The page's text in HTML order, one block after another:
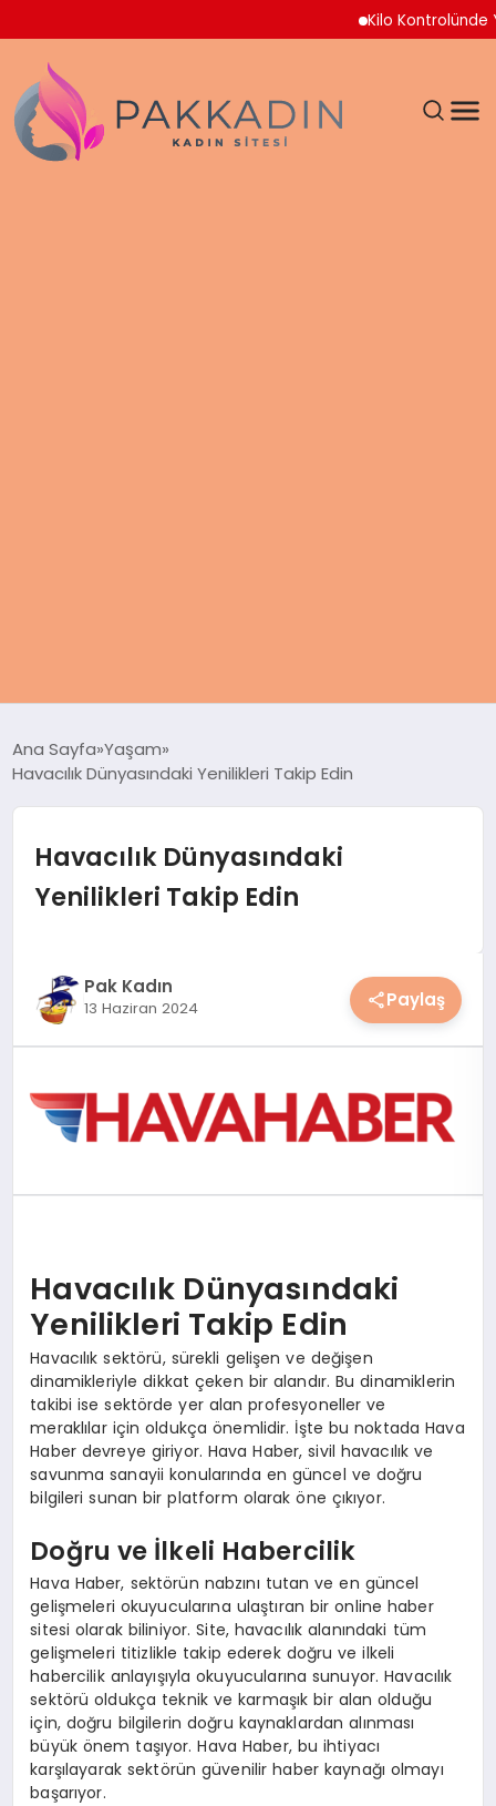
Kilo Kontrolünde Yeni
SAĞLIK
MAGAZIN
YAŞAM
KIMDIR?
HESAPLAMALAR
Ana Sayfa Yaşam
Havacılık Dünyasındaki Yenilikleri Takip Edin
Havacılık Dünyasındaki
Yenilikleri Takip Edin
Pak Kadın
13 Haziran 2024 Paylaş
Havacılık Dünyasındaki
Yenilikleri Takip Edin
Havacılık sektörü, sürekli gelişen ve değişen
dinamikleriyle dikkat çeken bir alandır. Bu dinamiklerin
takibi ise sektörde yer alan profesyoneller ve
meraklılar için oldukça önemlidir. İşte bu noktada Hava
Haber devreye giriyor. Hava Haber, sivil havacılık ve
savunma sanayii konularında en güncel ve doğru
bilgileri sunan bir platform olarak öne çıkıyor.
Doğru ve İlkeli Habercilik
Hava Haber, sektörün nabzını tutan ve en güncel
gelişmeleri okuyucularına ulaştıran bir online haber
sitesi olarak biliniyor. Site, havacılık alanındaki tüm
gelişmeleri titizlikle takip ederek doğru ve ilkeli
habercilik anlayışıyla okuyucularına sunuyor. Havacılık
sektörü oldukça teknik ve karmaşık bir alan olduğu
için, doğru bilgilerin doğru kaynaklardan alınması
büyük önem taşıyor. Hava Haber, bu ihtiyacı
karşılayarak sektörün güvenilir haber kaynağı olmayı
başarıyor.